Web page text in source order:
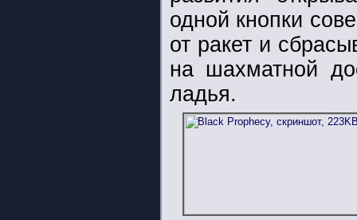
одной кнопки
от ракет и
на шахматной
ладья.